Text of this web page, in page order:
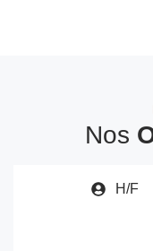
Nos
H/F